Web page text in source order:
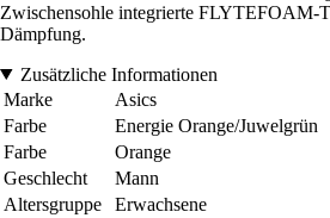
Zwischensohle integrierte FLYTEFOAM-
Dämpfung.
Zusätzliche Informationen
Marke
Asics
Farbe
Energie Orange/Juwelgrün
Farbe
Orange
Geschlecht
Mann
Altersgruppe
Erwachsene